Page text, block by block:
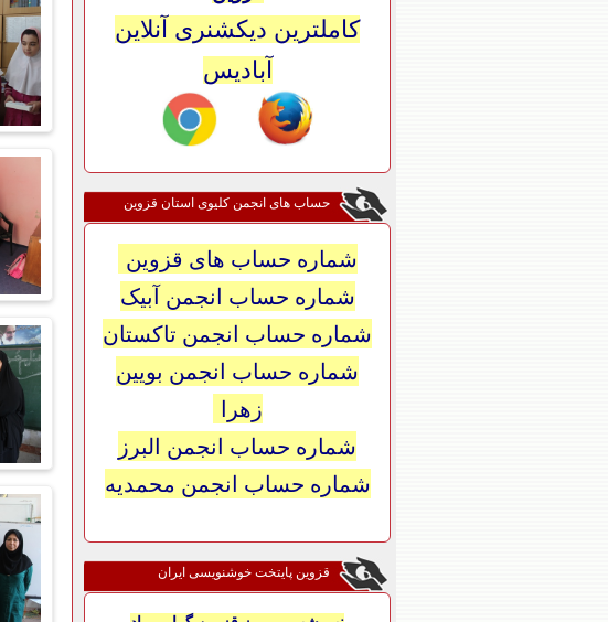
کاملترین دیکشنری آنلاین
آبادیس
حساب های انجمن کلیوی استان قزوین
شماره حساب های قزوین
شماره حساب انجمن آبیک
شماره حساب انجمن تاکستان
شماره حساب انجمن بویین
زهرا
شماره حساب انجمن البرز
شماره حساب انجمن محمدیه
قزوین پایتخت خوشنویسی ایران